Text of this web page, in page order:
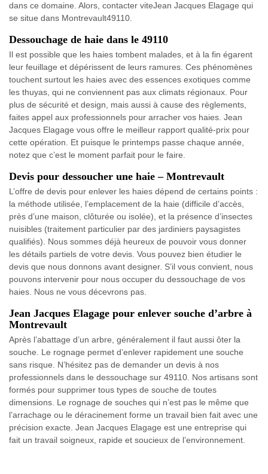
dans ce domaine. Alors, contacter viteJean Jacques Elagage qui
se situe dans Montrevault49110.
Dessouchage de haie dans le 49110
Il est possible que les haies tombent malades, et à la fin égarent
leur feuillage et dépérissent de leurs ramures. Ces phénomènes
touchent surtout les haies avec des essences exotiques comme
les thuyas, qui ne conviennent pas aux climats régionaux. Pour
plus de sécurité et design, mais aussi à cause des règlements,
faites appel aux professionnels pour arracher vos haies. Jean
Jacques Elagage vous offre le meilleur rapport qualité-prix pour
cette opération. Et puisque le printemps passe chaque année,
notez que c’est le moment parfait pour le faire.
Devis pour dessoucher une haie – Montrevault
L’offre de devis pour enlever les haies dépend de certains points :
la méthode utilisée, l’emplacement de la haie (difficile d’accès,
près d’une maison, clôturée ou isolée), et la présence d’insectes
nuisibles (traitement particulier par des jardiniers paysagistes
qualifiés). Nous sommes déjà heureux de pouvoir vous donner
les détails partiels de votre devis. Vous pouvez bien étudier le
devis que nous donnons avant designer. S’il vous convient, nous
pouvons intervenir pour nous occuper du dessouchage de vos
haies. Nous ne vous décevrons pas.
Jean Jacques Elagage pour enlever souche d’arbre à
Montrevault
Après l’abattage d’un arbre, généralement il faut aussi ôter la
souche. Le rognage permet d’enlever rapidement une souche
sans risque. N’hésitez pas de demander un devis à nos
professionnels dans le dessouchage sur 49110. Nos artisans sont
formés pour supprimer tous types de souche de toutes
dimensions. Le rognage de souches qui n’est pas le même que
l’arrachage ou le déracinement forme un travail bien fait avec une
précision exacte. Jean Jacques Elagage est une entreprise qui
fait un travail soigneux, rapide et soucieux de l’environnement.